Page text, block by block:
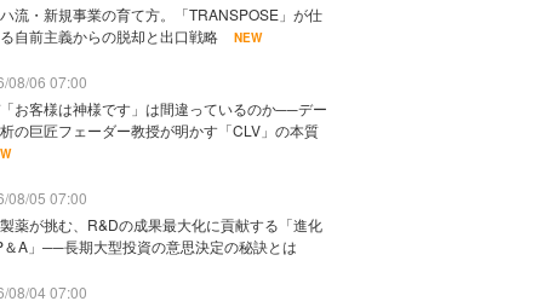
流・新規事業の育て方。「TRANSPOSE」が仕
自前主義からの脱却と出口戦略
NEW
08/06 07:00
お客様は神様です」は間違っているのか──デー
の巨匠フェーダー教授が明かす「CLV」の本質
08/05 07:00
薬が挑む、R&Dの成果最大化に貢献する「進化
＆A」──長期大型投資の意思決定の秘訣とは
08/04 07:00